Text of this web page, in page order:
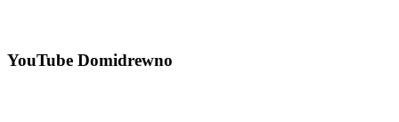
YouTube Domidrewno